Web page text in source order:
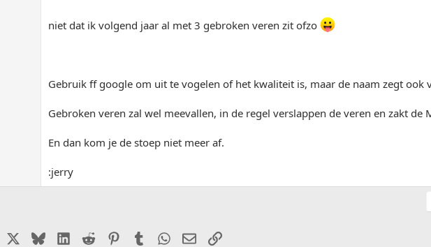
niet dat ik volgend jaar al met 3 gebroken veren zit ofzo
Gebruik ff google om uit te vogelen of het kwaliteit is, maar de naam zegt ook
Gebroken veren zal wel meevallen, in de regel verslappen de veren en zakt
En dan kom je de stoep niet meer af.
:jerry
FacebookX (Twitter)
BlueskyLinkedIn
Reddit PinterestTumblr WhatsApp
E-mailLink